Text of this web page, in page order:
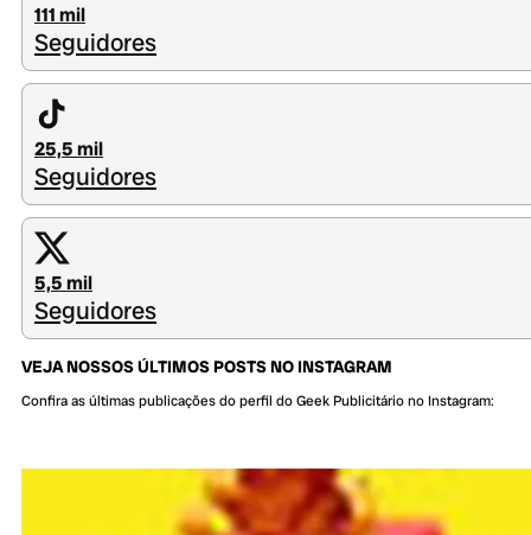
111 mil
Seguidores
25,5 mil
Seguidores
5,5 mil
Seguidores
VEJA NOSSOS ÚLTIMOS POSTS NO INSTAGRAM
Confira as últimas publicações do perfil do Geek Publicitário no Instagram: